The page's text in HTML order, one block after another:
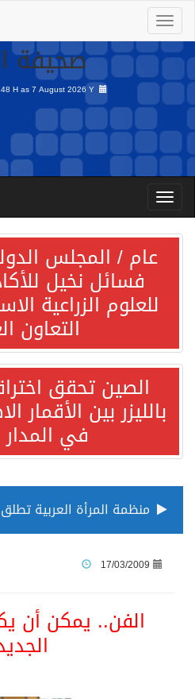
صحيفة
H as7 August 2026 Y
عام / المجلس
فسائل نخيل
للعلوم الزراعية
التعاون
الصين تحقق
بالليزر بين الأقمار
في
17/03/2009
الفن.. يمكن أن